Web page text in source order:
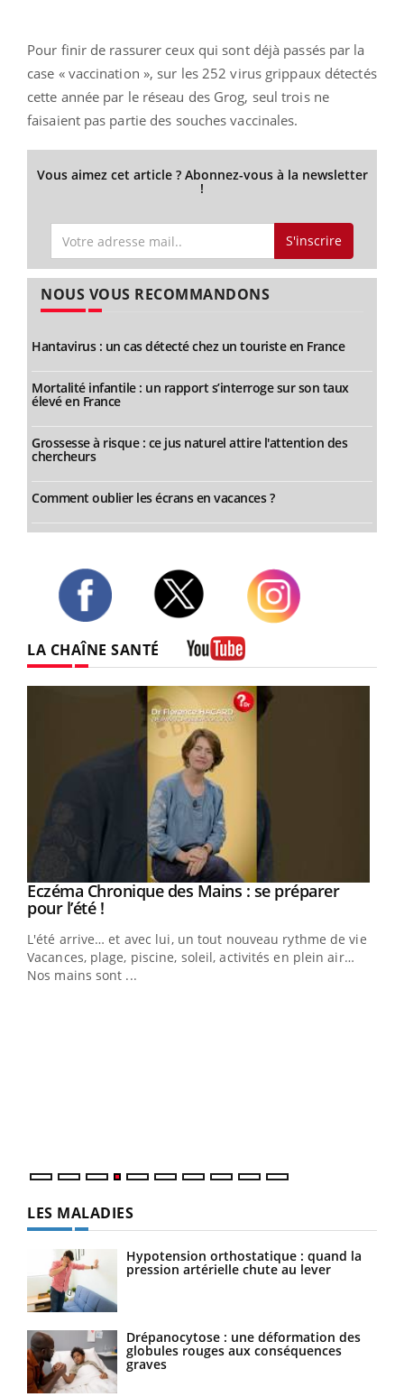
Pour finir de rassurer ceux qui sont déjà passés par la
case « vaccination », sur les 252 virus grippaux détectés
cette année par le réseau des Grog, seul trois ne
faisaient pas partie des souches vaccinales.
Vous aimez cet article ? Abonnez-vous à la newsletter
!
S'inscrire
NOUS VOUS RECOMMANDONS
Hantavirus : un cas détecté chez un touriste en France
Mortalité infantile : un rapport s’interroge sur son taux
élevé en France
Grossesse à risque : ce jus naturel attire l'attention des
chercheurs
Comment oublier les écrans en vacances ?
LA CHAÎNE SANTÉ
Youtube
Eczéma Chronique des Mains : se préparer
pour l’été !Youtube
L'été arrive… et avec lui, un tout nouveau rythme de vie !
Vacances, plage, piscine, soleil, activités en plein air…
Nos mains sont ...
LES MALADIES
Hypotension orthostatique : quand la
pression artérielle chute au lever
Drépanocytose : une déformation des
globules rouges aux conséquences
graves